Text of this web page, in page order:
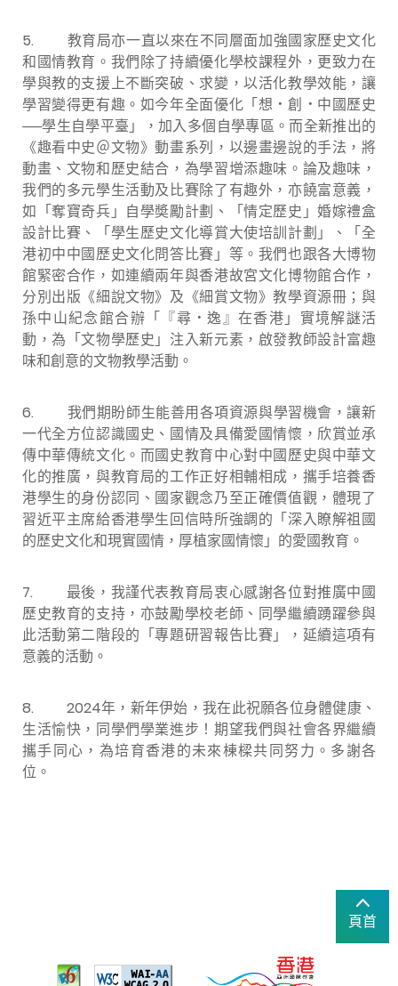
5. 教育局亦一直以來在不同層面加強國家歷史文化
和國情教育。我們除了持續優化學校課程外，更致力在
學與教的支援上不斷突破、求變，以活化教學效能，讓
學習變得更有趣。如今年全面優化「想 ． 創 ． 中國歷史
──學生自學平臺」，加入多個自學專區。而全新推出的
《趣看中史＠文物》動畫系列，以邊畫邊說的手法，將
動畫、文物和歷史結合，為學習增添趣味。論及趣味，
我們的多元學生活動及比賽除了有趣外，亦饒富意義，
如「奪寶奇兵」自學奬勵計劃、「情定歷史」婚嫁禮盒
設計比賽、「學生歷史文化導賞大使培訓計劃」、「全
港初中中國歷史文化問答比賽」等。我們也跟各大博物
館緊密合作，如連續兩年與香港故宮文化博物館合作，
分別出版《細說文物》及《細賞文物》教學資源冊；與
孫中山紀念館合辦「『尋 ．逸』在香港」實境解謎活
動，為「文物學歷史」注入新元素，啟發教師設計富趣
味和創意的文物教學活動。
6. 我們期盼師生能善用各項資源與學習機會，讓新
一代全方位認識國史、國情及具備愛國情懷，欣賞並承
傳中華傳統文化。而國史教育中心對中國歷史與中華文
化的推廣，與教育局的工作正好相輔相成，攜手培養香
港學生的身份認同、國家觀念乃至正確價值觀，體現了
習近平主席給香港學生回信時所強調的「深入瞭解祖國
的歷史文化和現實國情，厚植家國情懷」的愛國教育。
7. 最後，我謹代表教育局衷心感謝各位對推廣中國
歷史教育的支持，亦鼓勵學校老師、同學繼續踴躍參與
此活動第二階段的「專題研習報告比賽」，延續這項有
意義的活動。
8. 2024年，新年伊始，我在此祝願各位身體健康、
生活愉快，同學們學業進步！期望我們與社會各界繼續
攜手同心，為培育香港的未來棟樑共同努力。多謝各
位。
頁首